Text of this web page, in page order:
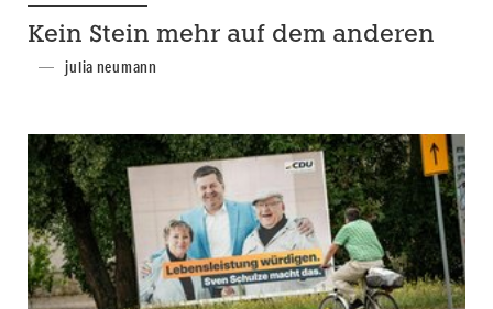
Kein Stein mehr auf dem anderen
julia neumann